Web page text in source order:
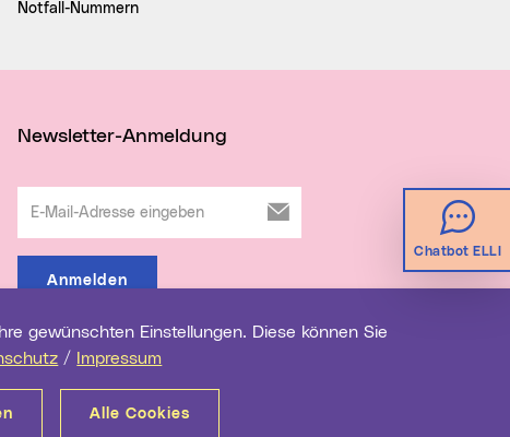
/ Impressum
Alle Cookies
Chatbot ELLI
Notfall-Nummern
Newsletter-Anmeldung
Anmelden